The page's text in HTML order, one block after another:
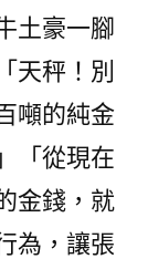
土豪一腳
天秤！別
噸的純金
「從現在
金錢，就
為，讓張